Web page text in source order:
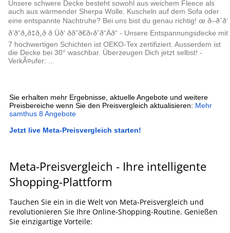
Unsere schwere Decke besteht sowohl aus weichem Fleece als
auch aus wärmender Sherpa Wolle. Kuscheln auf dem Sofa oder
eine entspannte Nachtruhe? Bei uns bist du genau richtig! œ ð–ðˆð‘
ð’ð“ð„ð‡ð„ð ð Üð‘ ðð”ð€ð‹ðˆð“Äð“ - Unsere Entspannungsdecke mit
7 hochwertigen Schichten ist OEKO-Tex zertifiziert. Ausserdem ist
die Decke bei 30° waschbar. Überzeugen Dich jetzt selbst! -
VerkÃ¤ufer: ...
Sie erhalten mehr Ergebnisse, aktuelle Angebote und weitere
Preisbereiche wenn Sie den Preisvergleich aktualisieren: Mehr
samthus 8 Angebote
Jetzt live Meta-Preisvergleich starten!
Meta-Preisvergleich - Ihre intelligente
Shopping-Plattform
Tauchen Sie ein in die Welt von Meta-Preisvergleich und
revolutionieren Sie Ihre Online-Shopping-Routine. Genießen
Sie einzigartige Vorteile: